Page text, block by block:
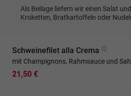
Als Beilage liefern wir einen Salat
Kroketten, Bratkartoffeln oder
Schweinefilet alla Crema
mit Champignons, Rahmsauce und
21,50 €